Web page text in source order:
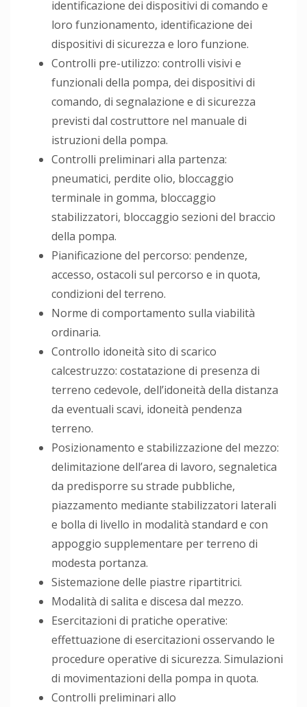
identificazione dei dispositivi di comando e
loro funzionamento, identificazione dei
dispositivi di sicurezza e loro funzione.
Controlli pre-utilizzo: controlli visivi e
funzionali della pompa, dei dispositivi di
comando, di segnalazione e di sicurezza
previsti dal costruttore nel manuale di
istruzioni della pompa.
Controlli preliminari alla partenza:
pneumatici, perdite olio, bloccaggio
terminale in gomma, bloccaggio
stabilizzatori, bloccaggio sezioni del braccio
della pompa.
Pianificazione del percorso: pendenze,
accesso, ostacoli sul percorso e in quota,
condizioni del terreno.
Norme di comportamento sulla viabilità
ordinaria.
Controllo idoneità sito di scarico
calcestruzzo: costatazione di presenza di
terreno cedevole, dell’idoneità della distanza
da eventuali scavi, idoneità pendenza
terreno.
Posizionamento e stabilizzazione del mezzo:
delimitazione dell’area di lavoro, segnaletica
da predisporre su strade pubbliche,
piazzamento mediante stabilizzatori laterali
e bolla di livello in modalità standard e con
appoggio supplementare per terreno di
modesta portanza.
Sistemazione delle piastre ripartitrici.
Modalità di salita e discesa dal mezzo.
Esercitazioni di pratiche operative:
effettuazione di esercitazioni osservando le
procedure operative di sicurezza. Simulazioni
di movimentazioni della pompa in quota.
Controlli preliminari allo